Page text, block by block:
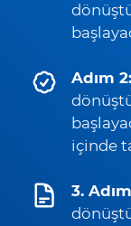
Adım 2:
içinde
3.